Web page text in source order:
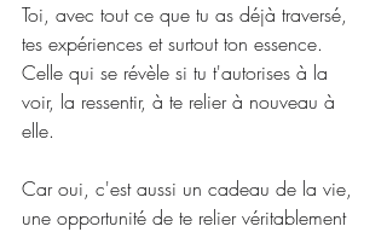
Toi, avec tout ce que tu as déjà traversé,
tes expériences et surtout ton essence.
Celle qui se révèle si tu t'autorises à la
voir, la ressentir, à te relier à nouveau à
elle.
Car oui, c'est aussi un cadeau de la vie,
une opportunité de te relier véritablement